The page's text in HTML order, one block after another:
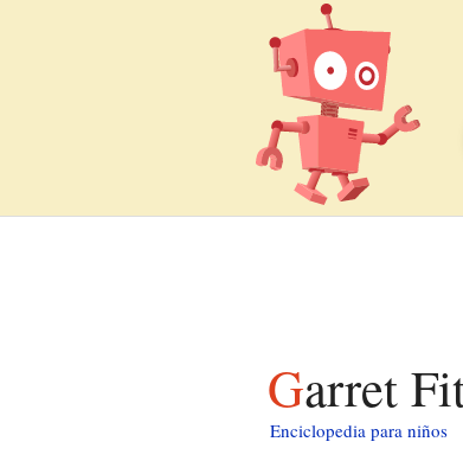
Garret
Enciclopedia para niños